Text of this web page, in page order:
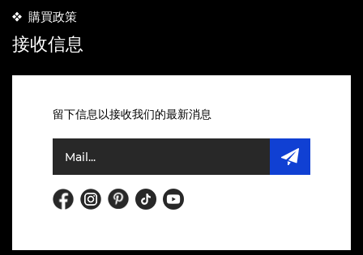
購買政策
接收信息
留下信息以接收我们的最新消息